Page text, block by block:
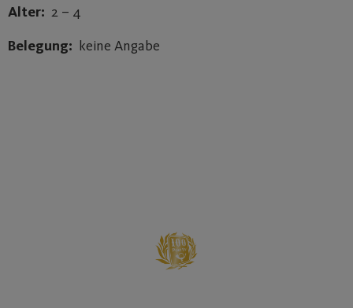
Alter: 2 – 4
Belegung: keine Angabe